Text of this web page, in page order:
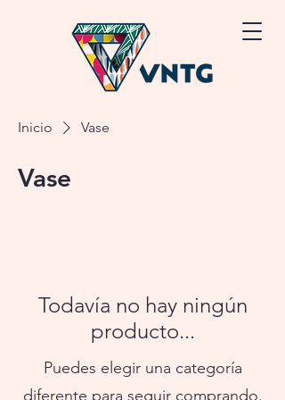
Inicio Vase
Vase
Todavía no hay ningún
producto...
Puedes elegir una categoría
diferente para seguir comprando.